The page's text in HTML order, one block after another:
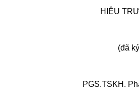
HIỆU
(đã
PGS.TSKH.